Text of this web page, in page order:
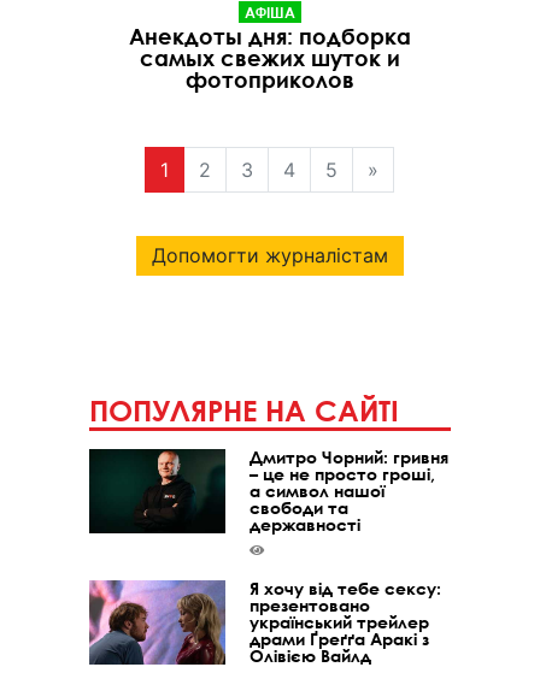
АФІША
Анекдоты дня: подборка
самых свежих шуток и
фотоприколов
1 2 3 4 5 »
Допомогти журналістам
ПОПУЛЯРНЕ НА САЙТІ
Дмитро Чорний: гривня
– це не просто гроші,
а символ нашої
свободи та
державності
Я хочу від тебе сексу:
презентовано
український трейлер
драми Ґреґґа Аракі з
Олівією Вайлд